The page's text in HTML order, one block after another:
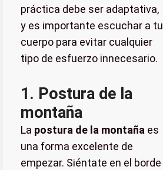
práctica debe ser adaptativa,
y es importante escuchar a tu
cuerpo para evitar cualquier
tipo de esfuerzo innecesario.
1. Postura de la
montaña
La postura de la montaña es
una forma excelente de
empezar. Siéntate en el borde